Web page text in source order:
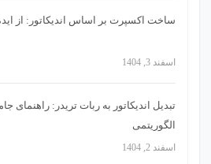
ساخت اکسپرت بر اساس اندیکاتور: از ایده
اسفند 3, 1404
تبدیل اندیکاتور به ربات تریدر: راهنمای
الگوریتمی
اسفند 2, 1404